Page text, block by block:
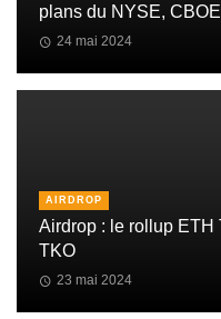
plans du NYSE,
24 mai 2024
AIRDROP
Airdrop : le rollup ETH
TKO
23 mai 2024